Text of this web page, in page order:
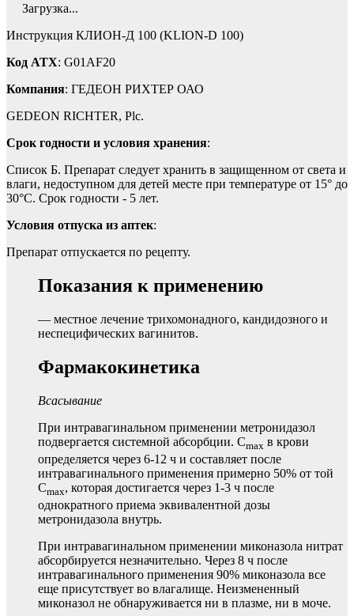
Загрузка...
Инструкция КЛИОН-Д 100 (KLION-D 100)
Код ATX: G01AF20
Компания: ГЕДЕОН РИХТЕР ОАО
GEDEON RICHTER, Plc.
Срок годности и условия хранения:
Список Б. Препарат следует хранить в защищенном от света и
влаги, недоступном для детей месте при температуре от 15° до
30°С. Срок годности - 5 лет.
Условия отпуска из аптек:
Препарат отпускается по рецепту.
Показания к применению
— местное лечение трихомонадного, кандидозного и
неспецифических вагинитов.
Фармакокинетика
Всасывание
При интравагинальном применении метронидазол
подвергается системной абсорбции. Cmax в крови
определяется через 6-12 ч и составляет после
интравагинального применения примерно 50% от той
Cmax, которая достигается через 1-3 ч после
однократного приема эквивалентной дозы
метронидазола внутрь.
При интравагинальном применении миконазола нитрат
абсорбируется незначительно. Через 8 ч после
интравагинального применения 90% миконазола все
еще присутствует во влагалище. Неизмененный
миконазол не обнаруживается ни в плазме, ни в моче.